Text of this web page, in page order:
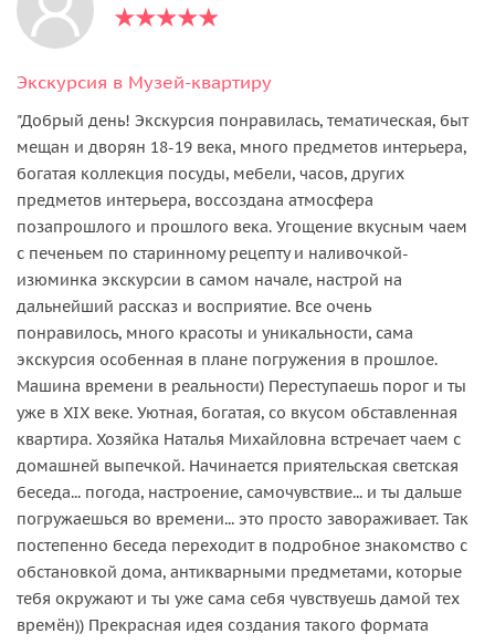
Экскурсия в Музей-квартиру
"Добрый день! Экскурсия понравилась, тематическая, быт
мещан и дворян 18-19 века, много предметов интерьера,
богатая коллекция посуды, мебели, часов, других
предметов интерьера, воссоздана атмосфера
позапрошлого и прошлого века. Угощение вкусным чаем
с печеньем по старинному рецепту и наливочкой-
изюминка экскурсии в самом начале, настрой на
дальнейший рассказ и восприятие. Все очень
понравилось, много красоты и уникальности, сама
экскурсия особенная в плане погружения в прошлое.
Машина времени в реальности) Переступаешь порог и ты
уже в XIX веке. Уютная, богатая, со вкусом обставленная
квартира. Хозяйка Наталья Михайловна встречает чаем с
домашней выпечкой. Начинается приятельская светская
беседа... погода, настроение, самочувствие... и ты дальше
погружаешься во времени... это просто завораживает. Так
постепенно беседа переходит в подробное знакомство с
обстановкой дома, антикварными предметами, которые
тебя окружают и ты уже сама себя чувствуешь дамой тех
времён)) Прекрасная идея создания такого формата